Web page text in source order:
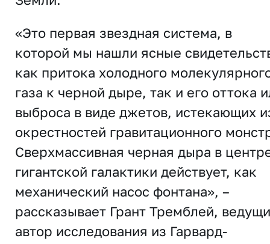
«Это первая звездная система, в
которой мы нашли ясные
как притока холодного
газа к черной дыре, так и его оттока
выброса в виде джетов, истекающих
окрестностей гравитационного
Сверхмассивная черная дыра в
гигантской галактики действует, как
механический насос фонтана», –
рассказывает Грант Тремблей,
автор исследования из Гарвард-